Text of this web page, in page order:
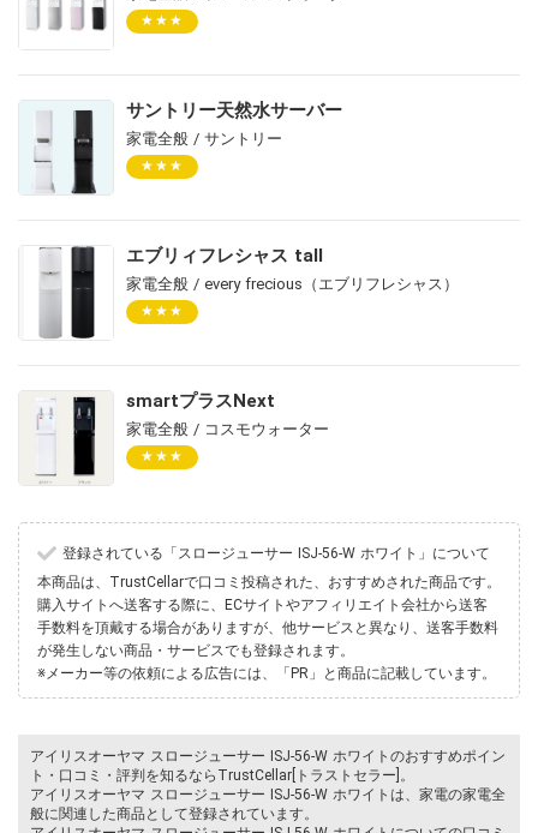
★★★
サントリー天然水サーバー
家電全般 / サントリー
★★★
エブリィフレシャス tall
家電全般 / every frecious（エブリフレシャス）
★★★
smartプラスNext
家電全般 / コスモウォーター
★★★
登録されている「スロージューサー ISJ-56-W ホワイト」について
本商品は、TrustCellarで口コミ投稿された、おすすめされた商品です。
購入サイトへ送客する際に、ECサイトやアフィリエイト会社から送客
手数料を頂戴する場合がありますが、他サービスと異なり、送客手数料
が発生しない商品・サービスでも登録されます。
※メーカー等の依頼による広告には、「PR」と商品に記載しています。
アイリスオーヤマ スロージューサー ISJ-56-W ホワイトのおすすめポイン
ト・口コミ・評判を知るならTrustCellar[トラストセラー]。
アイリスオーヤマ スロージューサー ISJ-56-W ホワイトは、家電の家電全
般に関連した商品として登録されています。